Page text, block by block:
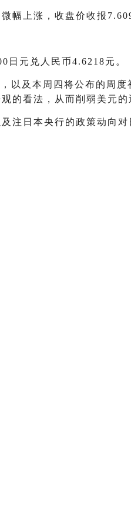
幅上涨，收盘价收报
日元兑人民币4.6218元。
以及本周四将公布的周度
的看法，从而削弱美元的
注日本央行的政策动向对